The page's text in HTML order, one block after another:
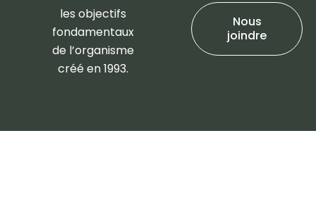
Nous
joindre
les objectifs
fondamentaux
de l’organisme
créé en 1993.